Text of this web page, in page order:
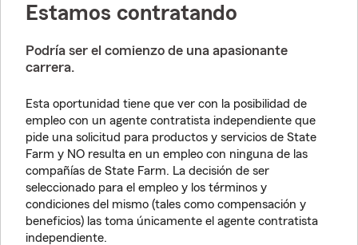
Estamos contratando
Podría ser el comienzo de una apasionante
carrera.
Esta oportunidad tiene que ver con la posibilidad de
empleo con un agente contratista independiente que
pide una solicitud para productos y servicios de State
Farm y NO resulta en un empleo con ninguna de las
compañías de State Farm. La decisión de ser
seleccionado para el empleo y los términos y
condiciones del mismo (tales como compensación y
beneficios) las toma únicamente el agente contratista
independiente.